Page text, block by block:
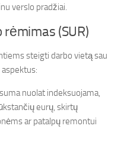
verslo pradžiai.
(SUR)
steigti darbo vietą sau
nuolat indeksuojama,
eurų, skirtų
ar patalpų remontui